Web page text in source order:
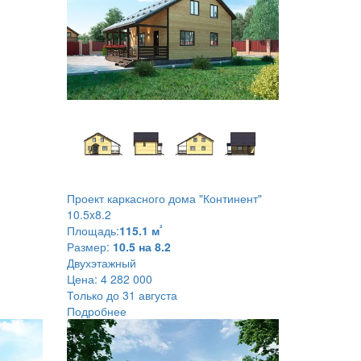
Проект каркасного дома"Континент"
10.5x8.2
Площадь:115.1 м²
Размер: 10.5 на 8.2
Двухэтажный
Цена:4 282 000
Только до 31 августа
Подробнее